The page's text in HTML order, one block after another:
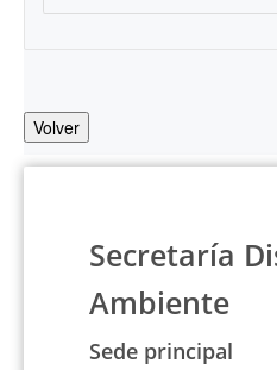
Volver
Secretaría
Ambiente
Sede principal